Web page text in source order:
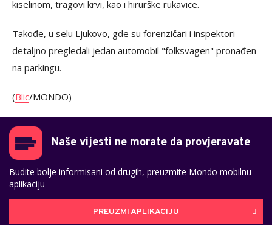
kiselinom, tragovi krvi, kao i hirurške rukavice.
Takođe, u selu Ljukovo, gde su forenzičari i inspektori
detaljno pregledali jedan automobil "folksvagen" pronađen
na parkingu.
(Blic/MONDO)
Naše vijesti ne morate da provjeravate
Budite bolje informisani od drugih, preuzmite Mondo mobilnu
aplikaciju
PREUZMI APLIKACIJU